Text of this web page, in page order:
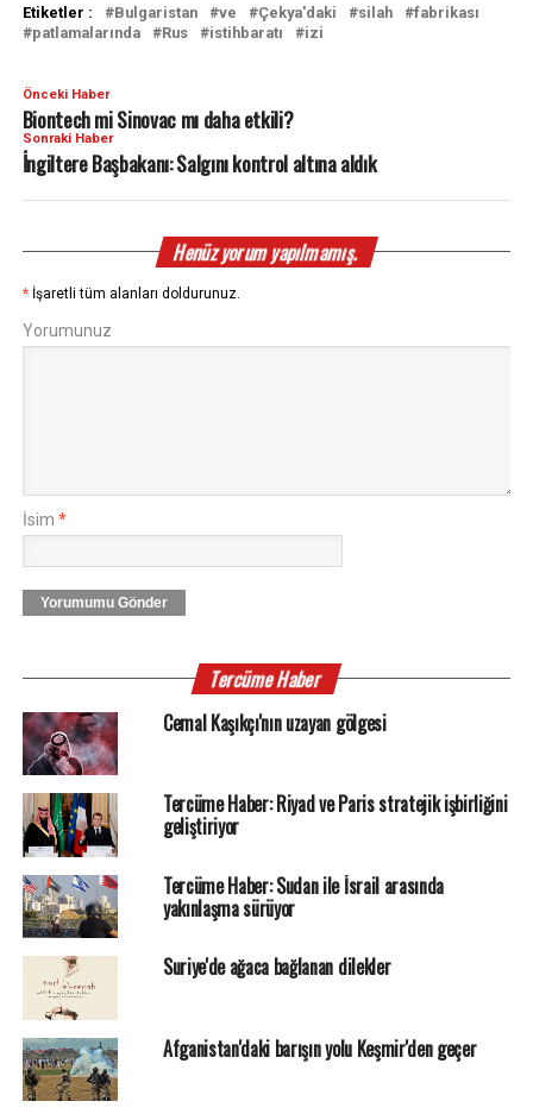
Etiketler : Bulgaristan ve Çekya'daki silah
fabrikası
patlamalarında
Rus istihbaratı izi
Önceki Haber
Biontech mi Sinovac mı daha etkili?
Sonraki Haber
İngiltere Başbakanı: Salgını kontrol altına aldık
Henüz yorum yapılmamış.
* İşaretli tüm alanları doldurunuz.
Yorumunuz
İsim *
Yorumumu Gönder
Tercüme Haber
Cemal Kaşıkçı'nın uzayan gölgesi
Tercüme Haber: Riyad ve Paris stratejik işbirliğini
geliştiriyor
Tercüme Haber: Sudan ile İsrail arasında
yakınlaşma sürüyor
Suriye'de ağaca bağlanan dilekler
Afganistan'daki barışın yolu Keşmir'den geçer